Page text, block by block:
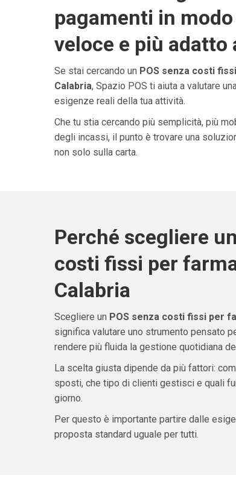
pagamenti in
veloce e più adatto
Se stai cercando un POS senza costi
Calabria, Spazio POS ti aiuta a valutare
esigenze reali della tua attività.
Che tu stia cercando più semplicità, più
degli incassi, il punto è trovare una
non solo sulla carta.
Perché scegliere
costi fissi per
Calabria
Scegliere un POS senza costi fissi per
significa valutare uno strumento pensato
rendere più fluida la gestione quotidiana
La scelta giusta dipende da più fattori:
sposti, che tipo di clienti gestisci e quali
giorno.
Per questo è importante partire dalle
proposta standard uguale per tutti.